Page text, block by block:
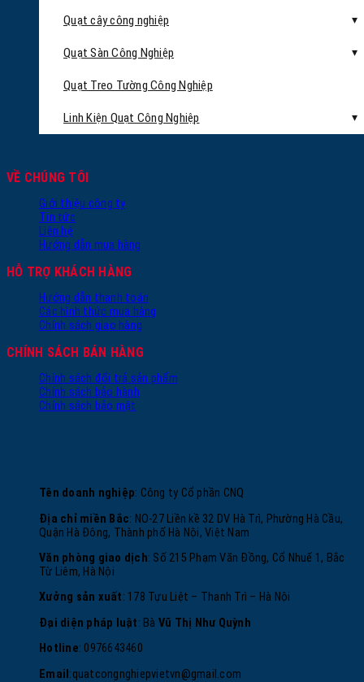
Quạt cây công nghiệp
Quạt Sàn Công Nghiệp
Quạt Treo Tường Công Nghiệp
Linh Kiện Quạt Công Nghiệp
VỀ CHÚNG TÔI
Giới thiệu công ty
Tin tức
Liên hệ
Hướng dẫn mua hàng
HỖ TRỢ KHÁCH HÀNG
Hướng dẫn thanh toán
Các hình thức mua hàng
Chính sách giao hàng
CHÍNH SÁCH BÁN HÀNG
Chính sách đổi trả sản phẩm
Chính sách bảo hành
Chính sách bảo mật
Tên doanh nghiệp: Công ty Cổ phần CNQ
Địa chỉ miền Bắc: NO-27 Liền kề 32 DV Hà Trì, Phường Hà Cầu,
Quận Hà Đông, Thành phố Hà Nội, Việt Nam
Văn phòng giao dịch: Số 215 Phạm Văn Đồng, Cổ Nhuế 1, Bắc
Từ Liêm, Hà Nội
Xưởng sản xuất: 178 Tựu Liệt – Thanh Trì – Hà Nội
Đại diện pháp luật: Bà Vũ Thị Như Quỳnh
Hotline: 0976643460
Email :quatcongnghiepvietvn@gmail.com